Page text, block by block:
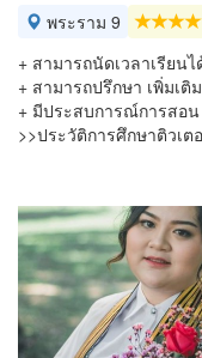
พระราม 9
+ สามารถนัดเวลาเรียน
+ สามารถปรึกษา เพิ่มเติ
+ มีประสบการณ์การสอ
>>ประวัติการศึกษาติวเต